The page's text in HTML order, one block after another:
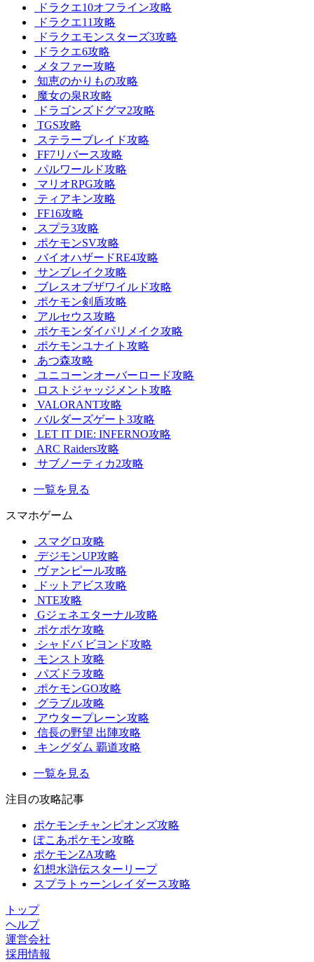
ドラクエ10オフライン攻略
ドラクエ11攻略
ドラクエモンスターズ3攻略
ドラクエ6攻略
メタファー攻略
知恵のかりもの攻略
魔女の泉R攻略
ドラゴンズドグマ2攻略
TGS攻略
ステラーブレイド攻略
FF7リバース攻略
パルワールド攻略
マリオRPG攻略
ティアキン攻略
FF16攻略
スプラ3攻略
ポケモンSV攻略
バイオハザードRE4攻略
サンブレイク攻略
ブレスオブザワイルド攻略
ポケモン剣盾攻略
アルセウス攻略
ポケモンダイパリメイク攻略
ポケモンユナイト攻略
あつ森攻略
ユニコーンオーバーロード攻略
ロストジャッジメント攻略
VALORANT攻略
バルダーズゲート3攻略
LET IT DIE: INFERNO攻略
ARC Raiders攻略
サブノーティカ2攻略
一覧を見る
スマホゲーム
スマグロ攻略
デジモンUP攻略
ヴァンピール攻略
ドットアビス攻略
NTE攻略
Gジェネエターナル攻略
ポケポケ攻略
シャドバ ビヨンド攻略
モンスト攻略
パズドラ攻略
ポケモンGO攻略
グラブル攻略
アウタープレーン攻略
信長の野望 出陣攻略
キングダム 覇道攻略
一覧を見る
注目の攻略記事
ポケモンチャンピオンズ攻略
ぽこあポケモン攻略
ポケモンZA攻略
幻想水滸伝スターリープ
スプラトゥーンレイダース攻略
トップ
ヘルプ
運営会社
採用情報